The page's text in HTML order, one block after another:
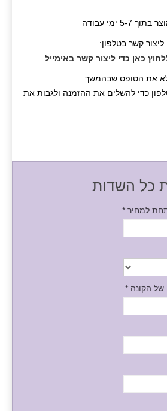
ימי עבודה
קשר בטלפון:
כאן כדי ליצור קשר באימייל
את הטופס שבהמשך.
כדי להשלים את ההזמנה ולגבות את
כל השדות
*
*